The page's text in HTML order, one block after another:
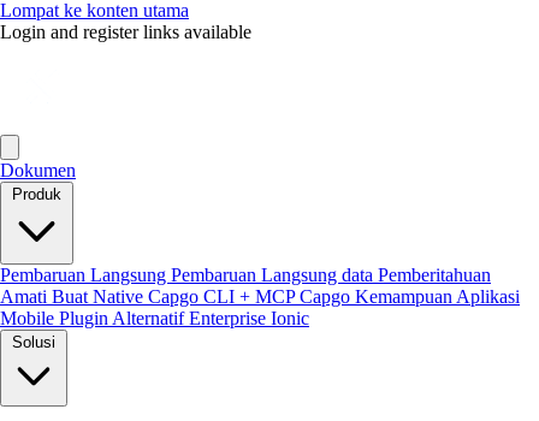
Lompat ke konten utama
Login and register links available
Dokumen
Produk
Pembaruan Langsung Pembaruan Langsung data Pemberitahuan
Amati Buat Native Capgo CLI + MCPCapgo Kemampuan Aplikasi
Mobile Plugin Alternatif Enterprise Ionic
Solusi